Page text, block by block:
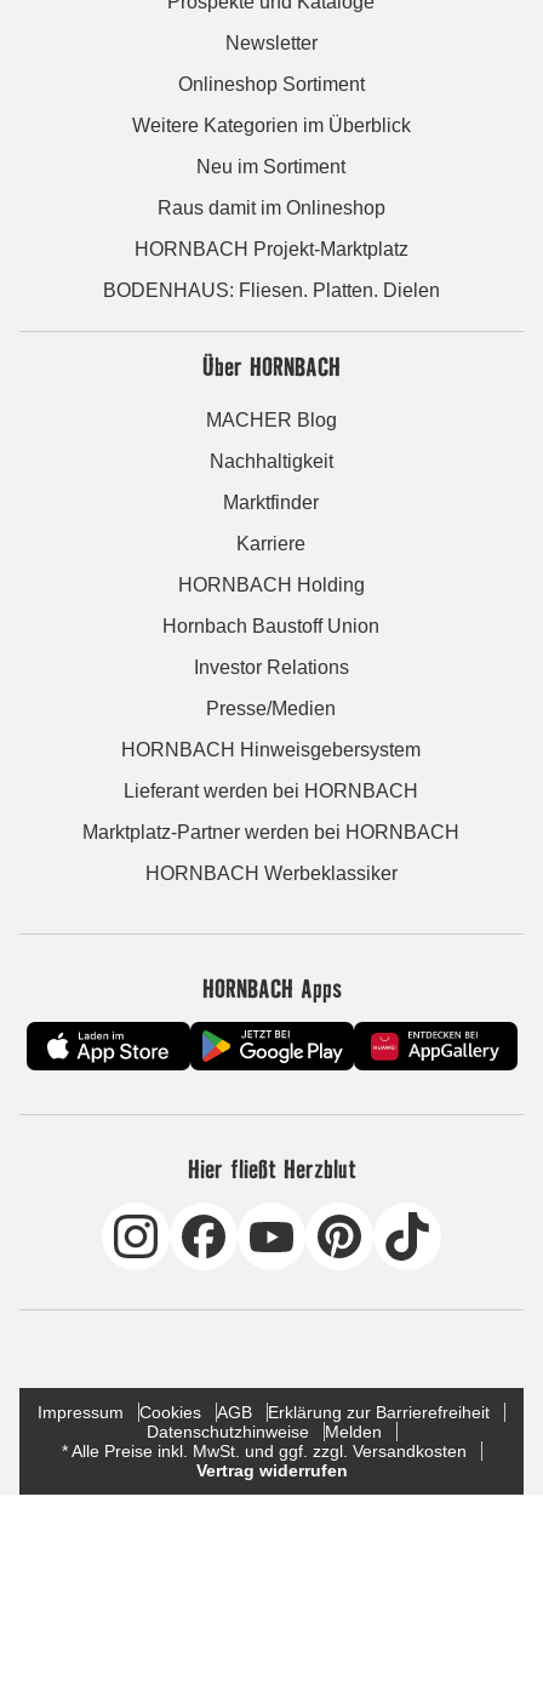
Newsletter
Onlineshop Sortiment
Weitere Kategorien im Überblick
Neu im Sortiment
Raus damit im Onlineshop
HORNBACH Projekt-Marktplatz
BODENHAUS: Fliesen. Platten. Dielen
Über HORNBACH
MACHER Blog
Nachhaltigkeit
Marktfinder
Karriere
HORNBACH Holding
Hornbach Baustoff Union
Investor Relations
Presse/Medien
HORNBACH Hinweisgebersystem
Lieferant werden bei HORNBACH
Marktplatz-Partner werden bei HORNBACH
HORNBACH Werbeklassiker
HORNBACH Apps
Hier fließt Herzblut
Impressum Cookies AGB
Erklärung zur Barrierefreiheit
Datenschutzhinweise
Melden
* Alle Preise inkl. MwSt. und ggf. zzgl. Versandkosten
Vertrag widerrufen